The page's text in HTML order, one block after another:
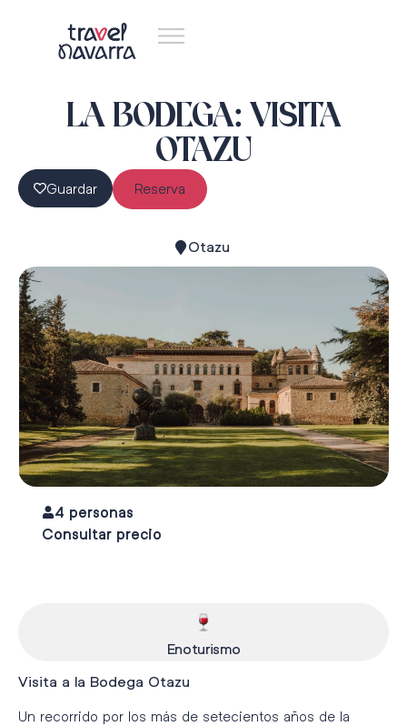
LA BODEGA: VISITA
OTAZU
Guardar Reserva
Otazu
4 personas
Consultar precio
Enoturismo
Visita a la Bodega Otazu
Un recorrido por los más de setecientos años de la